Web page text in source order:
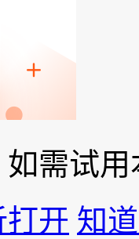
需试
开 知